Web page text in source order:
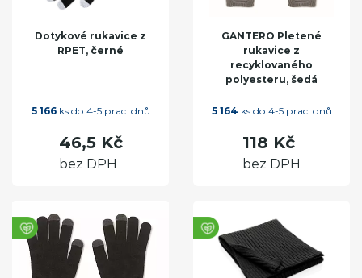
Dotykové rukavice z
RPET, černé
5 166ks do 4-5 prac. dnů
46,5 Kč
bez DPH
GANTERO Pletené
rukavice z
recyklovaného
polyesteru, šedá
5 164 ks do 4-5 prac. dnů
118 Kč
bez DPH